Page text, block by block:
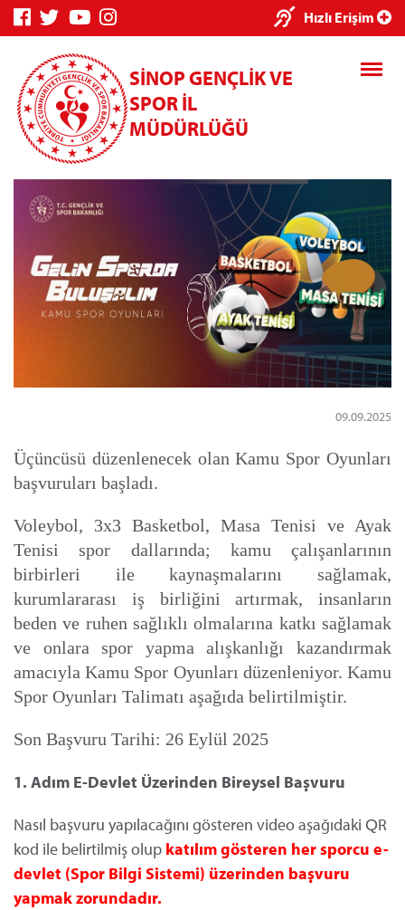
Hızlı Erişim
SİNOP GENÇLİK VE
SPOR İL
MÜDÜRLÜĞÜ
09.09.2025
Üçüncüsü düzenlenecek olan Kamu Spor Oyunları
başvuruları başladı.
Voleybol, 3x3 Basketbol, Masa Tenisi ve Ayak
Tenisi spor dallarında; kamu çalışanlarının
birbirleri ile kaynaşmalarını sağlamak,
kurumlararası iş birliğini artırmak, insanların
beden ve ruhen sağlıklı olmalarına katkı sağlamak
ve onlara spor yapma alışkanlığı kazandırmak
amacıyla Kamu Spor Oyunları düzenleniyor. Kamu
Spor Oyunları Talimatı aşağıda belirtilmiştir.
Son Başvuru Tarihi: 26 Eylül 2025
1. Adım E-Devlet Üzerinden Bireysel Başvuru
Nasıl başvuru yapılacağını gösteren video aşağıdaki QR
kod ile belirtilmiş olup katılım gösteren her sporcu e-
devlet (Spor Bilgi Sistemi) üzerinden başvuru
yapmak zorundadır.
×
Genç Bilgi
Sistemi
Spor Bilgi
Sistemi
Kredi/Yurt
İşlemleri